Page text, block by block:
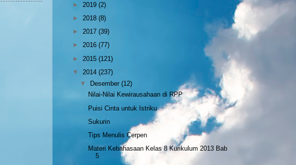
► 2019 (2)
► 2018 (8)
► 2017 (39)
► 2016 (77)
► 2015 (121)
▼ 2014 (237)
▼ Desember(12)
Nilai-Nilai Kewirausahaan di RPP
Puisi Cinta untuk Istriku
Sukurin
Tips Menulis Cerpen
Materi Kebahasaan Kelas 8 Kurikulum 2013 Bab
5